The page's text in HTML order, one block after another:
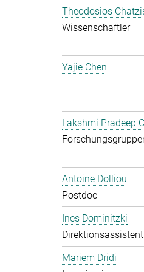
Theodosios
Wissenschaftler
Yajie Chen
Lakshmi Pradeep
Antoine Dolliou
Postdoc
Ines Dominitzki
Mariem Dridi